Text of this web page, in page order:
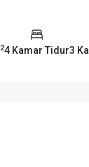
24 Kamar Tidur3